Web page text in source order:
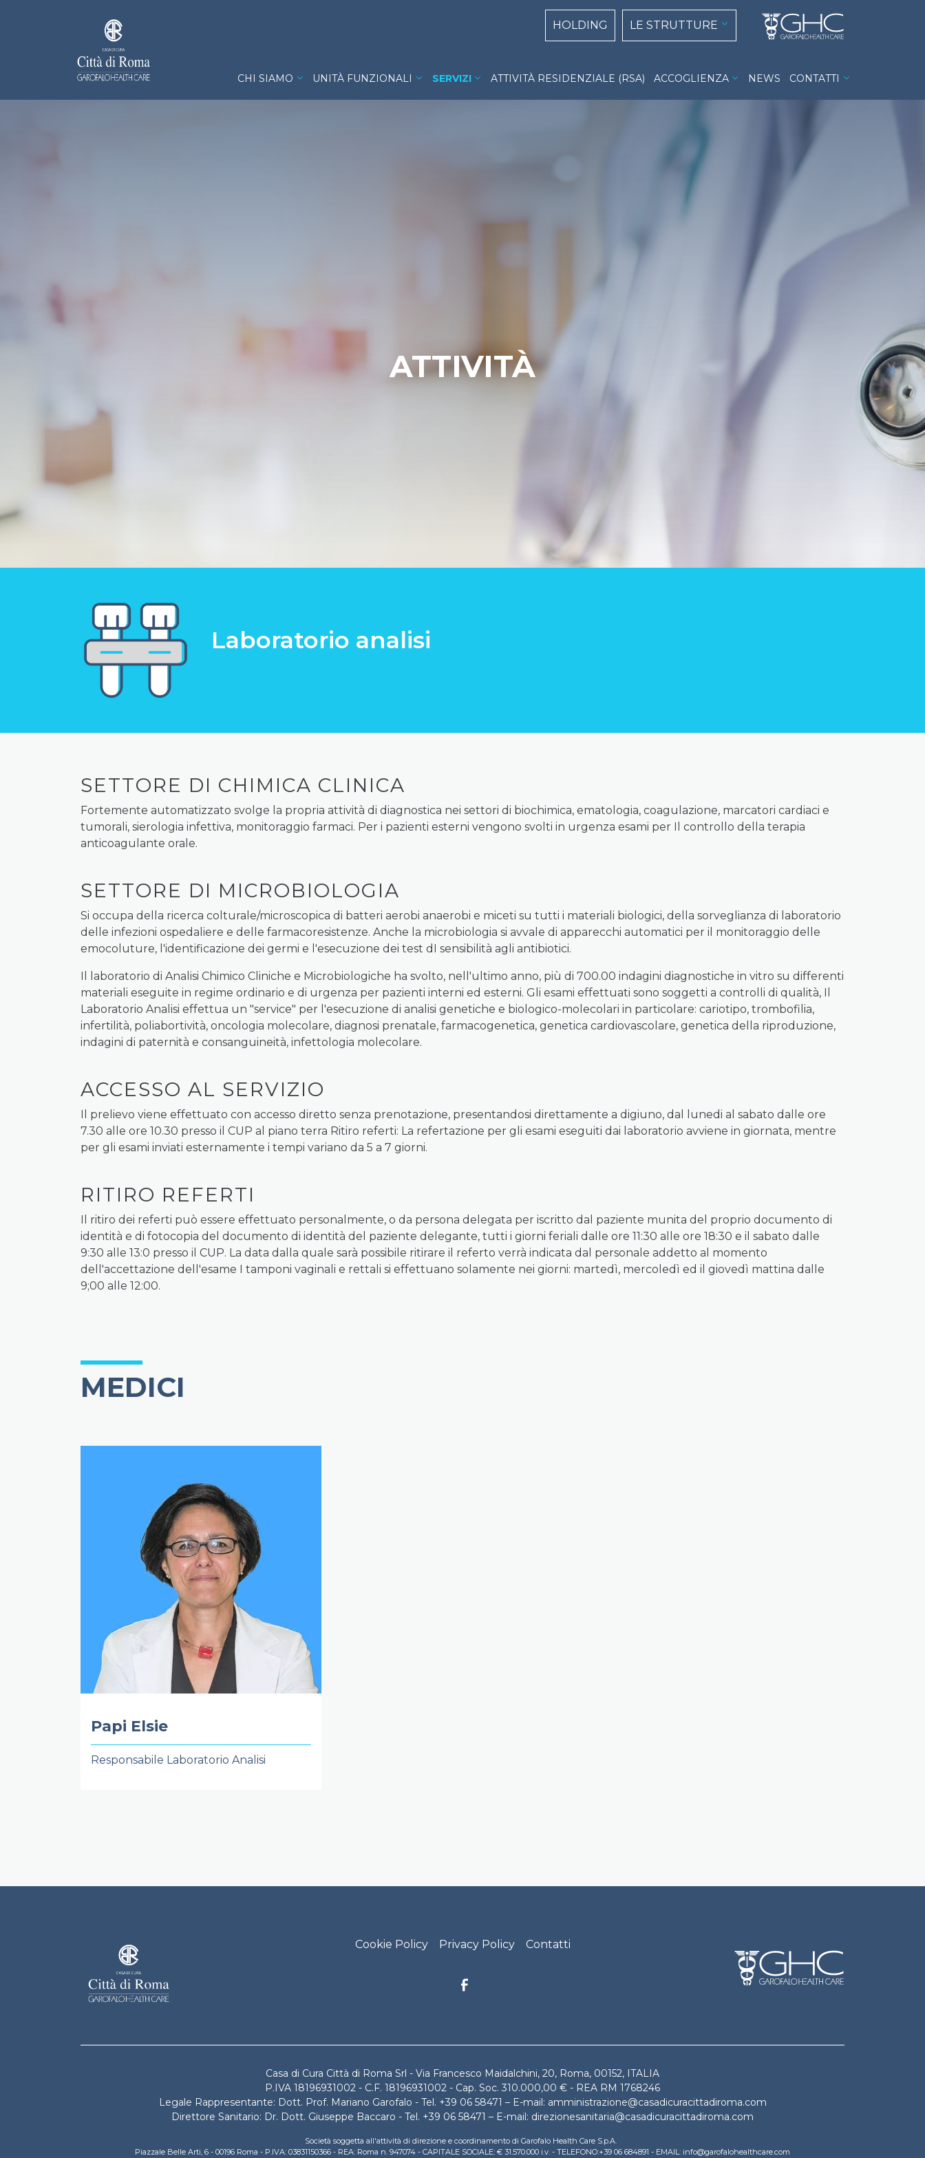
Centri Top navigation
HOLDING LE STRUTTURE
Select your language
CHI SIAMO UNITÀ FUNZIONALI SERVIZI ATTIVITÀ RESIDENZIALE (RSA) ACCOGLIENZA NEWS CONTATTI
ATTIVITÀ
Laboratorio analisi
SETTORE DI CHIMICA CLINICA
Fortemente automatizzato svolge la propria attività di diagnostica nei settori di biochimica, ematologia, coagulazione, marcatori cardiaci e
tumorali, sierologia infettiva, monitoraggio farmaci. Per i pazienti esterni vengono svolti in urgenza esami per Il controllo della terapia
anticoagulante orale.
SETTORE DI MICROBIOLOGIA
Si occupa della ricerca colturale/microscopica di batteri aerobi anaerobi e miceti su tutti i materiali biologici, della sorveglianza di laboratorio
delle infezioni ospedaliere e delle farmacoresistenze. Anche la microbiologia si avvale di apparecchi automatici per il monitoraggio delle
emocoluture, l'identificazione dei germi e l'esecuzione dei test dI sensibilità agli antibiotici.
Il laboratorio di Analisi Chimico Cliniche e Microbiologiche ha svolto, nell'ultimo anno, più di 700.00 indagini diagnostiche in vitro su differenti
materiali eseguite in regime ordinario e di urgenza per pazienti interni ed esterni. Gli esami effettuati sono soggetti a controlli di qualità, Il
Laboratorio Analisi effettua un "service" per l'esecuzione di analisi genetiche e biologico-molecolari in particolare: cariotipo, trombofilia,
infertilità, poliabortività, oncologia molecolare, diagnosi prenatale, farmacogenetica, genetica cardiovascolare, genetica della riproduzione,
indagini di paternità e consanguineità, infettologia molecolare.
ACCESSO AL SERVIZIO
Il prelievo viene effettuato con accesso diretto senza prenotazione, presentandosi direttamente a digiuno, dal lunedi al sabato dalle ore
7.30 alle ore 10.30 presso il CUP al piano terra Ritiro referti: La refertazione per gli esami eseguiti dai laboratorio avviene in giornata, mentre
per gli esami inviati esternamente i tempi variano da 5 a 7 giorni.
RITIRO REFERTI
Il ritiro dei referti può essere effettuato personalmente, o da persona delegata per iscritto dal paziente munita del proprio documento di
identità e di fotocopia del documento di identità del paziente delegante, tutti i giorni feriali dalle ore 11:30 alle ore 18:30 e il sabato dalle
9:30 alle 13:0 presso il CUP. La data dalla quale sarà possibile ritirare il referto verrà indicata dal personale addetto al momento
dell'accettazione dell'esame I tamponi vaginali e rettali si effettuano solamente nei giorni: martedì, mercoledì ed il giovedì mattina dalle
9;00 alle 12:00.
MEDICI
Papi Elsie
Responsabile Laboratorio Analisi
Casa di Cura Città di Roma Footer menu
Cookie Policy Privacy Policy Contatti
Casa di Cura Città di Roma Srl - Via Francesco Maidalchini, 20, Roma, 00152, ITALIA
P.IVA 18196931002 - C.F. 18196931002 - Cap. Soc. 310.000,00 € - REA RM 1768246
Legale Rappresentante: Dott. Prof. Mariano Garofalo - Tel. +39 06 58471 – E-mail: amministrazione@casadicuracittadiroma.com
Direttore Sanitario: Dr. Dott. Giuseppe Baccaro - Tel. +39 06 58471 – E-mail: direzionesanitaria@casadicuracittadiroma.com
Società soggetta all'attività di direzione e coordinamento di Garofalo Health Care S.p.A.
Piazzale Belle Arti, 6 - 00196 Roma - P.IVA: 03831150366 - REA: Roma n. 947074 - CAPITALE SOCIALE: € 31.570.000 i.v. - TELEFONO:+39 06 684891 - EMAIL: info@garofalohealthcare.com